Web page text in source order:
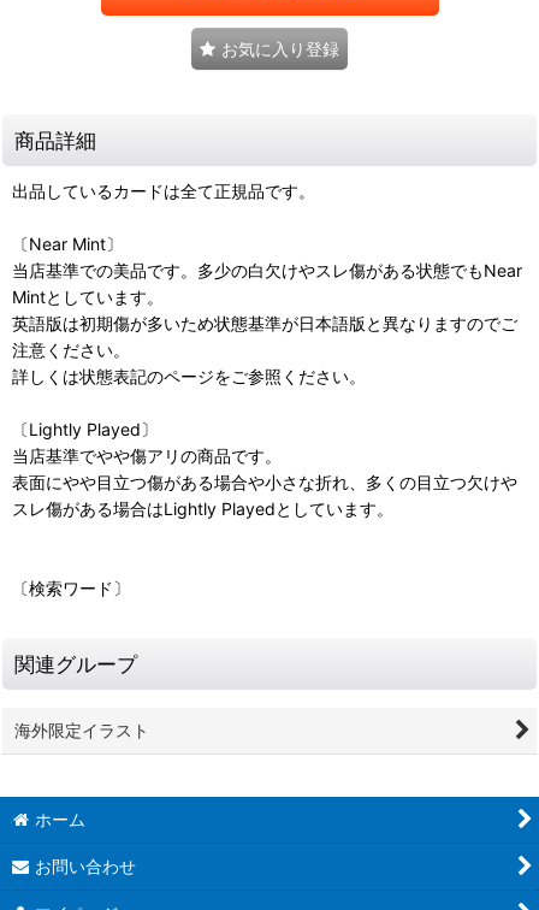
お気に入り登録
商品詳細
出品しているカードは全て正規品です。
〔Near Mint〕
当店基準での美品です。多少の白欠けやスレ傷がある状態でもNear
Mintとしています。
英語版は初期傷が多いため状態基準が日本語版と異なりますのでご
注意ください。
詳しくは状態表記のページをご参照ください。
〔Lightly Played〕
当店基準でやや傷アリの商品です。
表面にやや目立つ傷がある場合や小さな折れ、多くの目立つ欠けや
スレ傷がある場合はLightly Playedとしています。
〔検索ワード〕
関連グループ
海外限定イラスト
ホーム
お問い合わせ